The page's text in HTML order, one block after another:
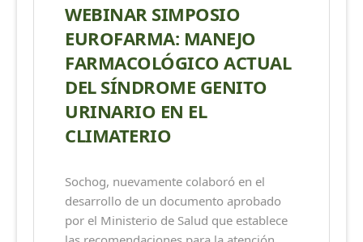
WEBINAR SIMPOSIO
EUROFARMA: MANEJO
FARMACOLÓGICO ACTUAL
DEL SÍNDROME GENITO
URINARIO EN EL
CLIMATERIO
Sochog, nuevamente colaboró en el
desarrollo de un documento aprobado
por el Ministerio de Salud que establece